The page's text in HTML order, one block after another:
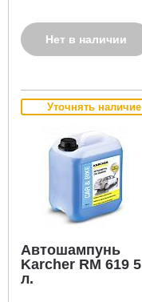
Нет в наличии
Уточнять наличие
Автошампунь
Karcher RM 619 5
л.